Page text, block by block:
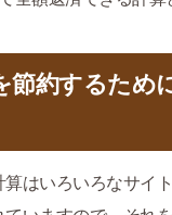
節約するため
はいろいろなサイ